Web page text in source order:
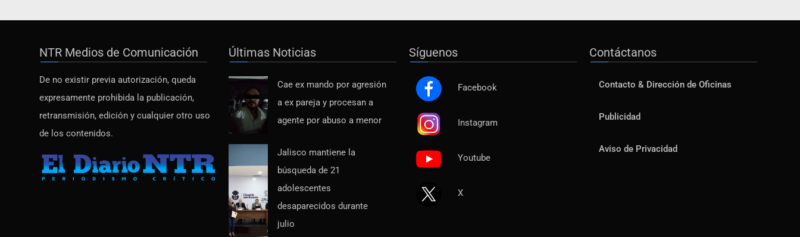
NTR Medios de Comunicación
De no existir previa autorización, queda
expresamente prohibida la publicación,
retransmisión, edición y cualquier otro uso
de los contenidos.
Últimas Noticias
Cae ex mando por agresión
a ex pareja y procesan a
agente por abuso a menor
Jalisco mantiene la
búsqueda de 21
adolescentes
desaparecidos durante
julio
Síguenos
Facebook
Instagram
Youtube
X
Contáctanos
Contacto & Dirección de Oficinas
Publicidad
Aviso de Privacidad